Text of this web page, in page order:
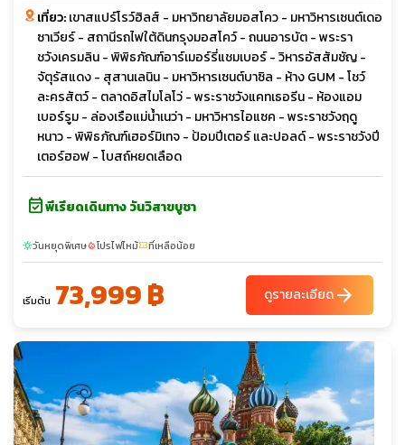
เที่ยว:เขาสแปร์โรว์ฮิลส์ - มหาวิทยาลัยมอสโคว - มหาวิหารเซนต์เดอ
ซาเวียร์ - สถานีรถไฟใต้ดินกรุงมอสโคว์ - ถนนอารบัต - พระรา
ชวังเครมลิน - พิพิธภัณฑ์อาร์เมอร์รี่แชมเบอร์ - วิหารอัสสัมชัญ -
จัตุรัสแดง - สุสานเลนิน - มหาวิหารเซนต์บาซิล - ห้าง GUM - โชว์
ละครสัตว์ - ตลาดอิสไมโลโว่ - พระราชวังแคทเธอรีน - ห้องแอม
เบอร์รูม - ล่องเรือแม่น้ำเนว่า - มหาวิหารไอแซค - พระราชวังฤดู
หนาว - พิพิธภัณฑ์เฮอร์มิเทจ - ป้อมปีเตอร์ และปอลด์ - พระราชวังปี
เตอร์ฮอฟ - โบสถ์หยดเลือด
event_availableพีเรียดเดินทาง วันวิสาขบูชา
sunnyวันหยุดพิเศษlocal_fire_departmentโปรไฟไหม้confirmation_numberที่เหลือน้อย
เริ่มต้น 73,999 ฿ ดูรายละเอียดarrow_forward